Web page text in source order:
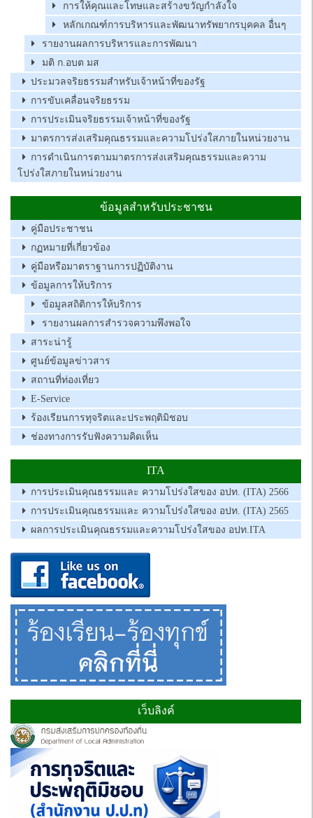
การให้คุณและโทษและสร้างขวัญกำลังใจ
หลักเกณฑ์การบริหารและพัฒนาทรัพยากรบุคคล อื่นๆ
รายงานผลการบริหารและการพัฒนา
มติ ก.อบต มส
ประมวลจริยธรรมสำหรับเจ้าหน้าที่ของรัฐ
การขับเคลื่อนจริยธรรม
การประเมินจริยธรรมเจ้าหน้าที่ของรัฐ
มาตรการส่งเสริมคุณธรรมและความโปร่งใสภายในหน่วยงาน
การดำเนินการตามมาตรการส่งเสริมคุณธรรมและความ
โปร่งใสภายในหน่วยงาน
ข้อมูลสำหรับประชาชน
คู่มือประชาชน
กฏหมายที่เกี่ยวข้อง
คู่มือหรือมาตราฐานการปฏิบัติงาน
ข้อมูลการให้บริการ
ข้อมูลสถิติการให้บริการ
รายงานผลการสำรวจความพึงพอใจ
สาระน่ารู้
ศูนย์ข้อมูลข่าวสาร
สถานที่ท่องเที่ยว
E-Service
ร้องเรียนการทุจริตและประพฤติมิชอบ
ช่องทางการรับฟังความคิดเห็น
ITA
การประเมินคุณธรรมและ ความโปร่งใสของ อปท. (ITA) 2566
การประเมินคุณธรรมและ ความโปร่งใสของ อปท. (ITA) 2565
ผลการประเมินคุณธรรมและความโปร่งใสของ อปท.ITA
เว็บลิงค์